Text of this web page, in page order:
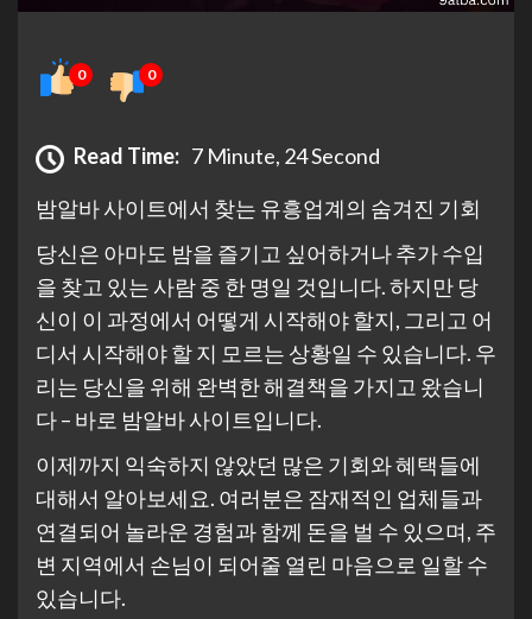
0 0
Read Time: 7 Minute, 24 Second
밤알바 사이트에서 찾는 유흥업계의 숨겨진 기회
당신은 아마도 밤을 즐기고 싶어하거나 추가 수입
을 찾고 있는 사람 중 한 명일 것입니다. 하지만 당
신이 이 과정에서 어떻게 시작해야 할지, 그리고 어
디서 시작해야 할 지 모르는 상황일 수 있습니다. 우
리는 당신을 위해 완벽한 해결책을 가지고 왔습니
다 – 바로 밤알바 사이트입니다.
이제까지 익숙하지 않았던 많은 기회와 혜택들에
대해서 알아보세요. 여러분은 잠재적인 업체들과
연결되어 놀라운 경험과 함께 돈을 벌 수 있으며, 주
변 지역에서 손님이 되어줄 열린 마음으로 일할 수
있습니다.